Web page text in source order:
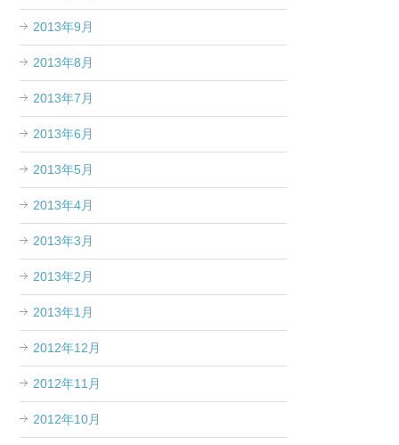
2013年9月
2013年8月
2013年7月
2013年6月
2013年5月
2013年4月
2013年3月
2013年2月
2013年1月
2012年12月
2012年11月
2012年10月